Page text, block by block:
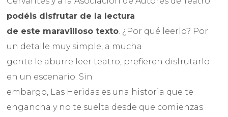
podéis disfrutar de la lectura
de este maravilloso texto. ¿Por qué leerlo? Por
un detalle muy simple, a mucha
gente le aburre leer teatro, prefieren disfrutarlo
en un escenario. Sin
embargo, Las Heridas es una historia que te
engancha y no te suelta desde que comienzas